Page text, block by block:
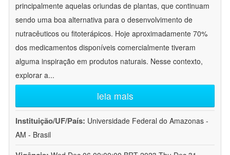
principalmente aquelas oriundas de plantas, que continuam
sendo uma boa alternativa para o desenvolvimento de
nutracêuticos ou fitoterápicos. Hoje aproximadamente 70%
dos medicamentos disponíveis comercialmente tiveram
alguma inspiração em produtos naturais. Nesse contexto,
explorar a...
leia mais
Instituição/UF/País: Universidade Federal do Amazonas -
AM - Brasil